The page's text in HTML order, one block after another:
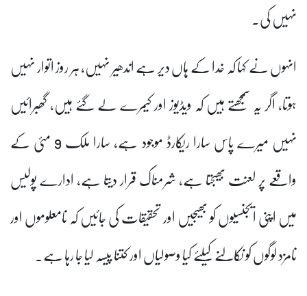
کے ہاں دیر ہے اندھیر نہیں، ہر روز اتوار نہیں
ہیں کہ ویڈیوز اور کیمرے لے گئے ہیں، گھبرائیں
نہیں میرے پاس سارا ریکارڈ موجود ہے، سارا ملک 9 مئی کے
ہے، شرمناک قرار دیتا ہے، ادارے پولیس
کو بھیجیں اور تحقیقات کی جائیں کہ نامعلوموں اور
کیلئے کیا وصولیاں اور کتنا پیسہ لیا جا رہا ہے۔